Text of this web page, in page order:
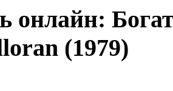
онлайн:
(1979)